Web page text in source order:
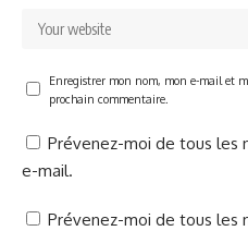
Enregistrer mon nom, mon e-mail et
prochain commentaire.
Prévenez-moi de tous les
e-mail.
Prévenez-moi de tous les